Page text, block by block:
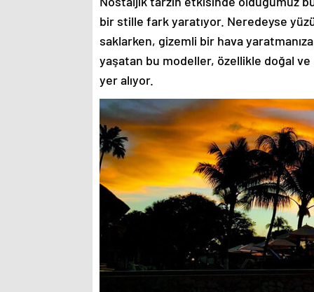
bir stille fark yaratıyor. Neredeyse
saklarken, gizemli bir hava yaratmanıza
yaşatan bu modeller, özellikle doğal
yer alıyor.